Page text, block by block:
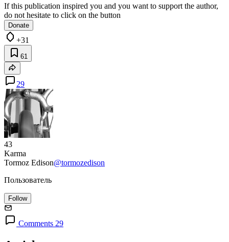
If this publication inspired you and you want to support the author,
do not hesitate to click on the button
Donate
+31
61
29
43
Karma
Tormoz Edison@tormozedison
Пользователь
Follow
Comments 29